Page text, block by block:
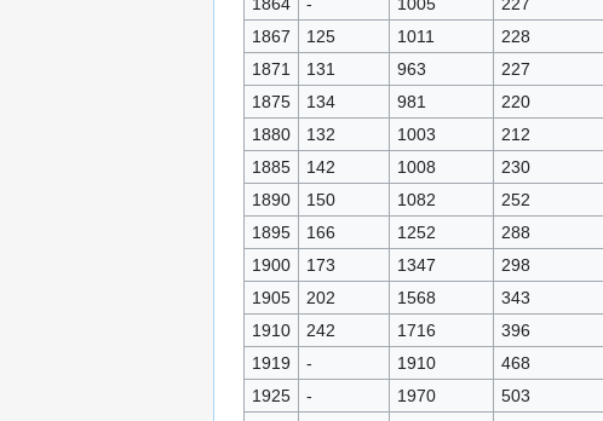
1867
125 1011
228
1871
131 963
227
1875
134 981
220
1880
132 1003
212
1885
142 1008
230
1890
150 1082
252
1895
166 1252
288
1900
173 1347
298
1905
202 1568
343
1910
242 1716
396
1919
- 1910
468
1925
- 1970
503